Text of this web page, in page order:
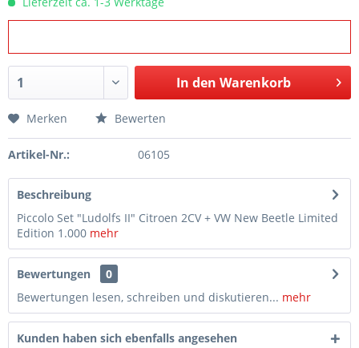
In den Warenkorb
Merken Bewerten
Artikel-Nr.: 06105
Beschreibung
Piccolo Set "Ludolfs II" Citroen 2CV + VW New Beetle Limited
Edition 1.000 mehr
Bewertungen
0
Bewertungen lesen, schreiben und diskutieren... mehr
Kunden haben sich ebenfalls angesehen